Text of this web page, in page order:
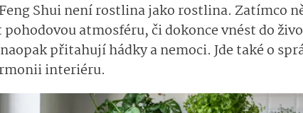
Shui není rostlina jako rostlina. Zatímco
atmosféru, či dokonce vnést do
přitahují hádky a nemoci. Jde také o
interiéru.